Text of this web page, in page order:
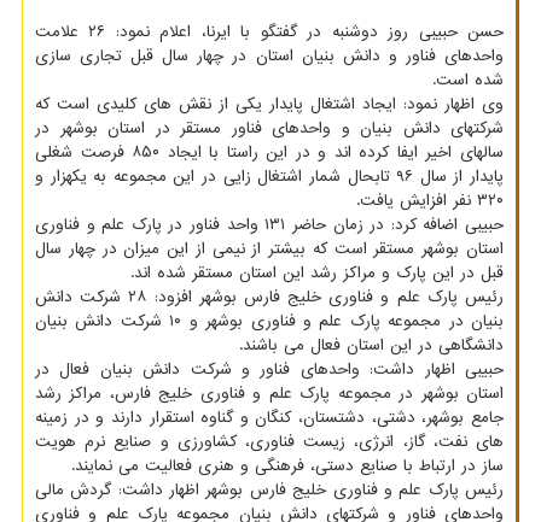
حسن حبیبی روز دوشنبه در گفتگو با ایرنا، اعلام نمود: ۲۶ علامت
واحدهای فناور و دانش بنیان استان در چهار سال قبل تجاری سازی
شده است.
وی اظهار نمود: ایجاد اشتغال پایدار یکی از نقش های کلیدی است که
شرکتهای دانش بنیان و واحدهای فناور مستقر در استان بوشهر در
سالهای اخیر ایفا کرده اند و در این راستا با ایجاد ۸۵۰ فرصت شغلی
پایدار از سال ۹۶ تابحال شمار اشتغال زایی در این مجموعه به یکهزار و
۳۲۰ نفر افزایش یافت.
حبیبی اضافه کرد: در زمان حاضر ۱۳۱ واحد فناور در پارک علم و فناوری
استان بوشهر مستقر است که بیشتر از نیمی از این میزان در چهار سال
قبل در این پارک و مراکز رشد این استان مستقر شده اند.
رئیس پارک علم و فناوری خلیج فارس بوشهر افزود: ۲۸ شرکت دانش
بنیان در مجموعه پارک علم و فناوری بوشهر و ۱۰ شرکت دانش بنیان
دانشگاهی در این استان فعال می باشند.
حبیبی اظهار داشت: واحدهای فناور و شرکت دانش بنیان فعال در
استان بوشهر در مجموعه پارک علم و فناوری خلیج فارس، مراکز رشد
جامع بوشهر، دشتی، دشتستان، کنگان و گناوه استقرار دارند و در زمینه
‎های نفت، گاز، انرژی، زیست فناوری، کشاورزی و صنایع نرم هویت
ساز در ارتباط با صنایع دستی، فرهنگی و هنری فعالیت می نمایند.
رئیس پارک علم و فناوری خلیج فارس بوشهر اظهار داشت: گردش مالی
واحدهای فناور و شرکتهای دانش بنیان مجموعه پارک علم و فناوری